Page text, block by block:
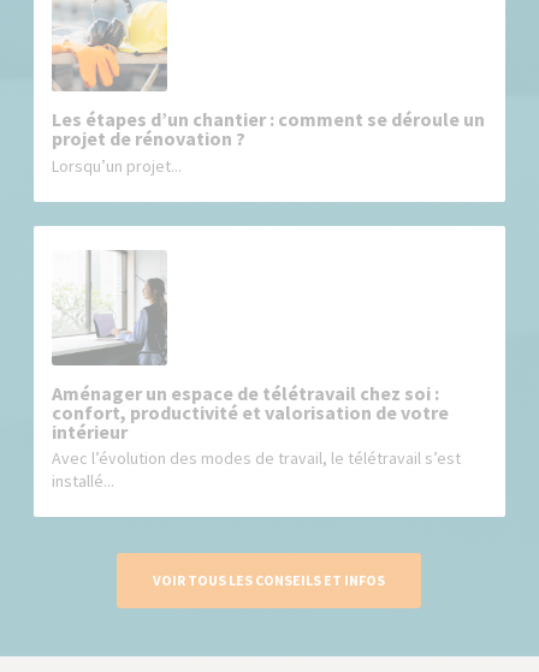
Les étapes d’un chantier : comment se déroule un
projet de rénovation ?
Lorsqu’un projet...
Aménager un espace de télétravail chez soi :
confort, productivité et valorisation de votre
intérieur
Avec l’évolution des modes de travail, le télétravail s’est
installé...
VOIR TOUS LES CONSEILS ET INFOS